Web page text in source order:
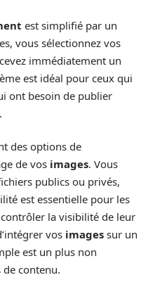
est simplifié par un
vous sélectionnez vos
immédiatement un
est idéal pour ceux qui
ont besoin de publier
des options de
de vos images. Vous
publics ou privés,
est essentielle pour les
la visibilité de leur
vos images sur un
est un plus non
contenu.